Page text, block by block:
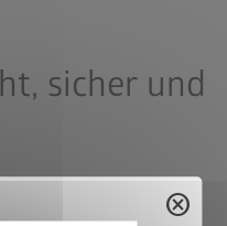
sicher und
regenwasserdicht und aus
Stahlblech.
cancel